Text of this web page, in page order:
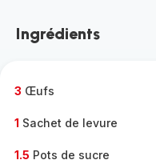
gamme
Ingrédients
3 Œufs
1 Sachet de levure
1.5 Pots de sucre